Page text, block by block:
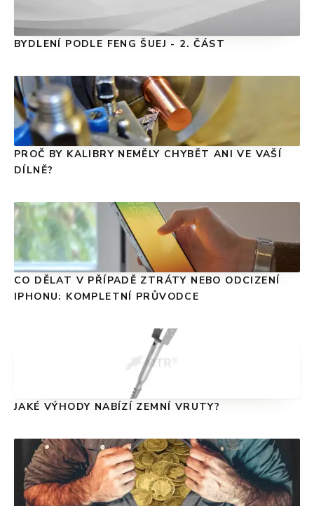
BYDLENÍ PODLE FENG ŠUEJ - 2. ČÁST
PROČ BY KALIBRY NEMĚLY CHYBĚT ANI VE VAŠÍ
DÍLNĚ?
CO DĚLAT V PŘÍPADĚ ZTRÁTY NEBO ODCIZENÍ
IPHONU: KOMPLETNÍ PRŮVODCE
JAKÉ VÝHODY NABÍZÍ ZEMNÍ VRUTY?